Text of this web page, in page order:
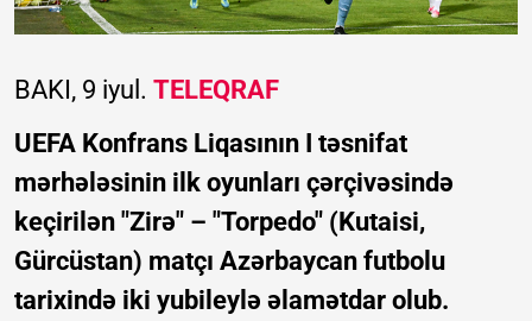
BAKI, 9 iyul. TELEQRAF
UEFA Konfrans Liqasının I təsnifat
mərhələsinin ilk oyunları çərçivəsində
keçirilən "Zirə" – "Torpedo" (Kutaisi,
Gürcüstan) matçı Azərbaycan futbolu
tarixində iki yubileylə əlamətdar olub.